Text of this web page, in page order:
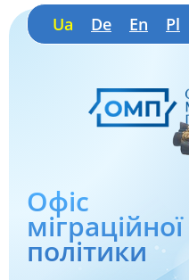
Ua De En Pl
Офіс
міграційної
політики